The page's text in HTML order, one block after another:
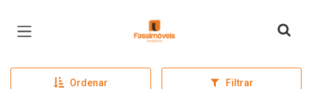
Página inicial
Ordenar Filtrar